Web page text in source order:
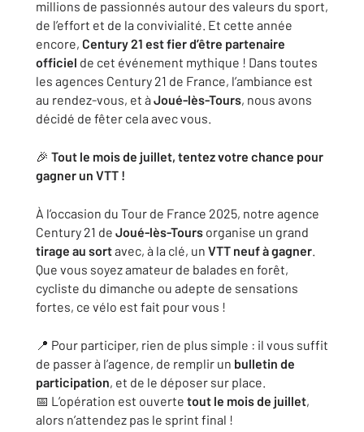
millions de passionnés autour des valeurs du sport,
de l’effort et de la convivialité. Et cette année
encore, Century 21 est fier d’être partenaire
officiel de cet événement mythique ! Dans toutes
les agences Century 21 de France, l’ambiance est
au rendez-vous, et à Joué-lès-Tours, nous avons
décidé de fêter cela avec vous.
🎉 Tout le mois de juillet, tentez votre chance pour
gagner un VTT !
À l’occasion du Tour de France 2025, notre agence
Century 21 de Joué-lès-Tours organise un grand
tirage au sortavec, à la clé, un VTT neuf à gagner.
Que vous soyez amateur de balades en forêt,
cycliste du dimanche ou adepte de sensations
fortes, ce vélo est fait pour vous !
📍 Pour participer, rien de plus simple : il vous suffit
de passer à l’agence, de remplir un bulletin de
participation, et de le déposer sur place.
📅 L’opération est ouverte tout le mois de juillet,
alors n’attendez pas le sprint final !